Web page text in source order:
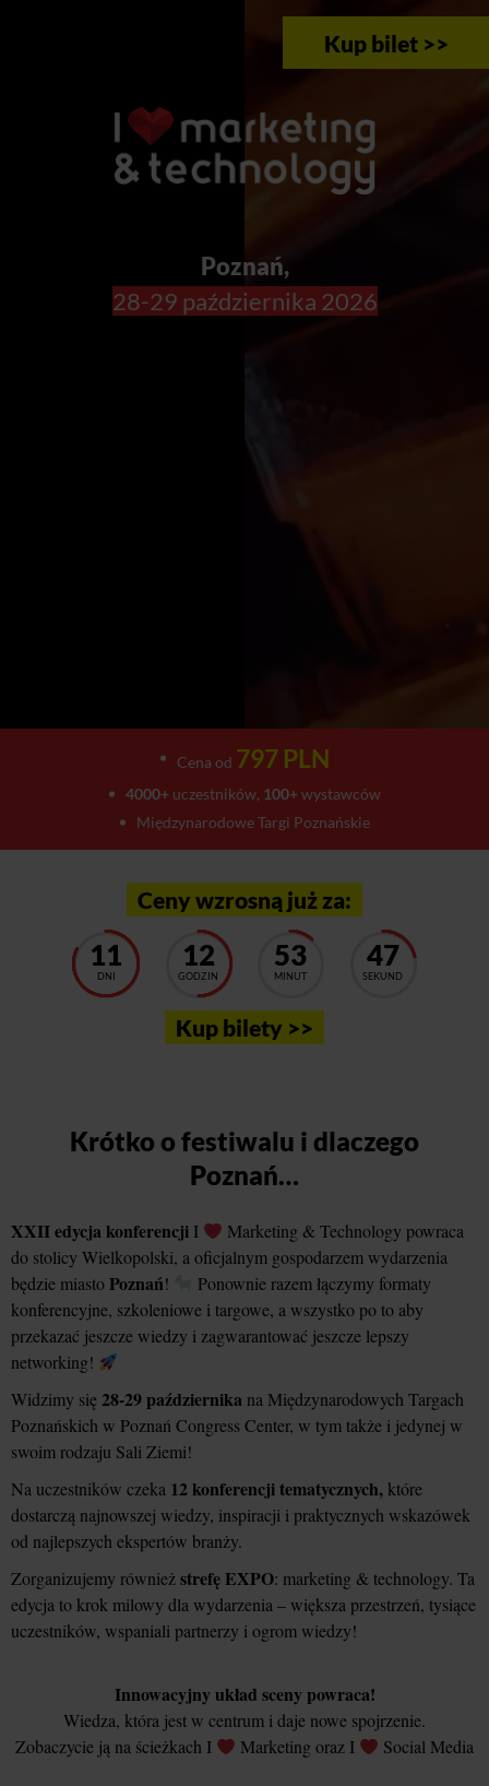
Kup bilet >>
Poznań,
28-29 października 2026
Cena od 797 PLN
4000+uczestników, 100+wystawców
Międzynarodowe Targi Poznańskie
Ceny wzrosną już za:
11
DNI
12
GODZIN
53
MINUT
45
SEKUND
Kup bilety >>
Krótko o festiwalu i dlaczego
Poznań…
XXII edycja konferencji I
Marketing & Technology powraca
do stolicy Wielkopolski, a oficjalnym gospodarzem wydarzenia
będzie miasto Poznań!
Ponownie razem łączymy formaty
konferencyjne, szkoleniowe i targowe, a wszystko po to aby
przekazać jeszcze wiedzy i zagwarantować jeszcze lepszy
networking!
Widzimy się28-29 października na Międzynarodowych Targach
Poznańskich w Poznań Congress Center, w tym także i jedynej w
swoim rodzaju Sali Ziemi!
Na uczestników czeka 12 konferencji tematycznych, które
dostarczą najnowszej wiedzy, inspiracji i praktycznych wskazówek
od najlepszych ekspertów branży.
Zorganizujemy równieżstrefę EXPO: marketing & technology. Ta
edycja to krok milowy dla wydarzenia – większa przestrzeń, tysiące
uczestników, wspaniali partnerzy i ogrom wiedzy!
Innowacyjny układ sceny powraca!
Wiedza, która jest w centrum i daje nowe spojrzenie.
Zobaczycie ją na ścieżkach I
Marketing oraz I Social Media